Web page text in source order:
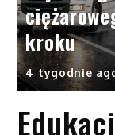
kroku
4 tygodnie